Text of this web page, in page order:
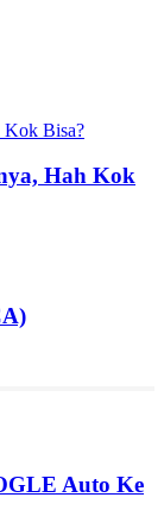
Hah Kok
Auto Ke